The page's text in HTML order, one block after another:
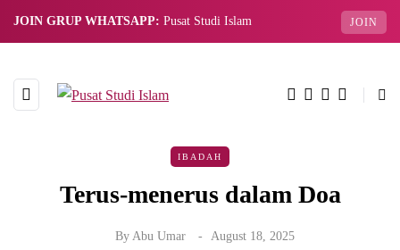
JOIN GRUP WHATSAPP: Pusat Studi Islam JOIN
IBADAH
Terus-menerus dalam Doa
By Abu Umar August 18, 2025